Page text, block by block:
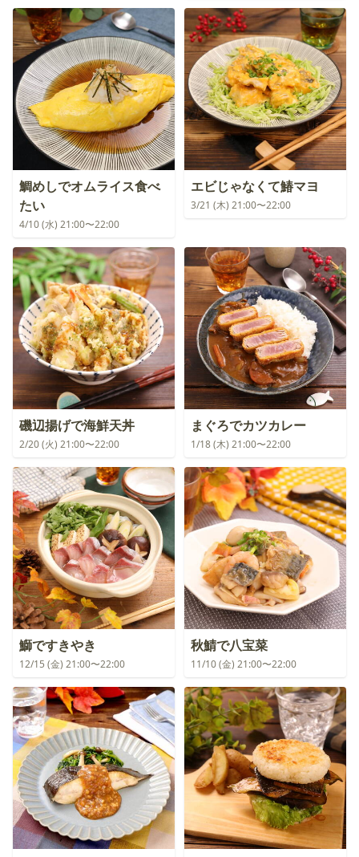
鯛めしでオムライス食べ
たい
4/10 (水) 21:00〜22:00
エビじゃなくて鰆マヨ
3/21 (木) 21:00〜22:00
磯辺揚げで海鮮天丼
2/20 (火) 21:00〜22:00
まぐろでカツカレー
1/18 (木) 21:00〜22:00
鰤ですきやき
12/15 (金) 21:00〜22:00
秋鯖で八宝菜
11/10 (金) 21:00〜22:00